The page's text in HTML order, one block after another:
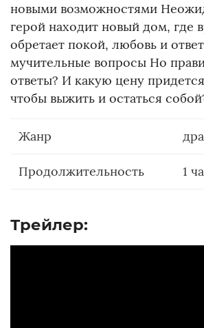
новыми возможностями
герой находит новый дом, где
обретает покой, любовь и
мучительные вопросы Но
ответы? И какую цену придется
чтобы выжить и остаться
Жанр
Продолжительность 1
Трейлер: